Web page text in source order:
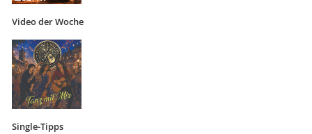
Video der Woche
Single-Tipps